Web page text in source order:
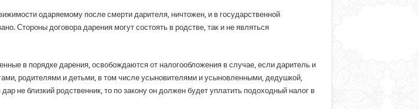
одаряемому после смерти дарителя, ничтожен, и в государственной
Стороны договора дарения могут состоять в родстве, так и не являться
в порядке дарения, освобождаются от налогообложения в случае, если даритель и
родителями и детьми, в том числе усыновителями и усыновленными, дедушкой,
не близкий родственник, то по закону он должен будет уплатить подоходный налог в